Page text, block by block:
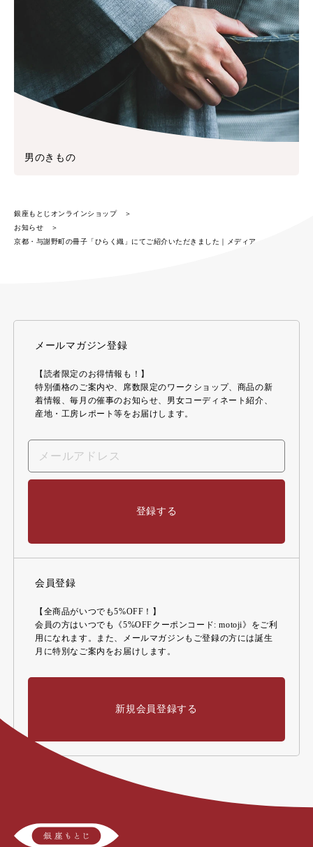
男のきもの
銀座もとじオンラインショップ
お知らせ
京都・与謝野町の冊子「ひらく織」にてご紹介いただきました｜メディア
メールマガジン登録
【読者限定のお得情報も！】
特別価格のご案内や、席数限定のワークショップ、商品の新
着情報、毎月の催事のお知らせ、男女コーディネート紹介、
産地・工房レポート等をお届けします。
登録する
会員登録
【全商品がいつでも5%OFF！】
会員の方はいつでも《5%OFFクーポンコード: motoji》をご利
用になれます。また、メールマガジンもご登録の方には誕生
月に特別なご案内をお届けします。
新規会員登録する